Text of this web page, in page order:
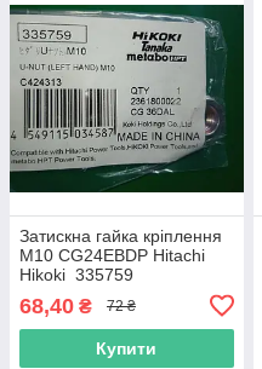
Затискна гайка кріплення
M10 CG24EBDP Hitachi
Hikoki 335759
68,40 ₴ 72 ₴
Купити